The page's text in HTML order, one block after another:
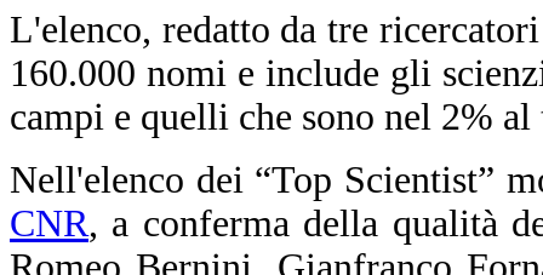
L'elenco, redatto da tre
160.000 nomi e include gli
campi e quelli che sono nel 2%
Nell'elenco dei “Top Scientist”
CNR, a conferma della qualità